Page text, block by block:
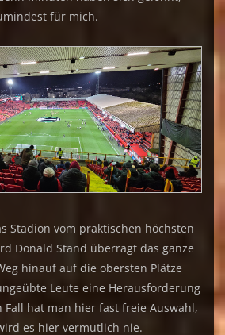
für mich.
Stadion vom praktischen höchsten
Donald Stand überragt das ganze
hinauf auf die obersten Plätze
Leute eine Herausforderung
hat man hier fast freie Auswahl,
es hier vermutlich nie.